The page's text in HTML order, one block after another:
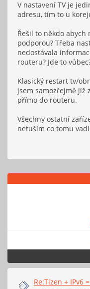
V nastavení TV je
adresu, tím to u
Řešil to někdo abych
podporou? Třeba
nedostávala
routeru? Jde to
Klasický restart tv/
jsem samozřejmě již
přímo do routeru.
Všechny ostatní
netuším co tomu
Re:Tizen + IPv6